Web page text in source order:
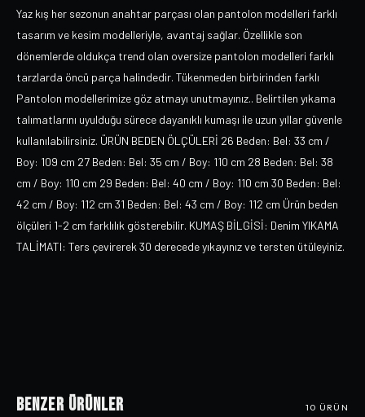
Yaz kış her sezonun anahtar parçası olan pantolon modelleri farklı
tasarım ve kesim modelleriyle, avantaj sağlar. Özellikle son
dönemlerde oldukça trend olan oversize pantolon modelleri farklı
tarzlarda öncü parça halindedir. Tükenmeden birbirinden farklı
Pantolon modellerimize göz atmayı unutmayınız.. Belirtilen yıkama
talımatlarını uyulduğu sürece dayanıklı kumaşı ile uzun yıllar güvenle
kullanılabilirsiniz. ÜRÜN BEDEN ÖLÇÜLERİ 26 Beden: Bel: 33 cm /
Boy: 109 cm 27 Beden: Bel: 35 cm / Boy: 110 cm 28 Beden: Bel: 38
cm / Boy: 110 cm 29 Beden: Bel: 40 cm / Boy: 110 cm 30 Beden: Bel:
42 cm / Boy: 112 cm 31 Beden: Bel: 43 cm / Boy: 112 cm Ürün beden
ölçüleri 1-2 cm farklılık gösterebilir. KUMAŞ BİLGİSİ: Denim YIKAMA
TALİMATI: Ters çevirerek 30 derecede yıkayınız ve tersten ütüleyiniz.
Benzer Ürünler 10 ÜRÜN